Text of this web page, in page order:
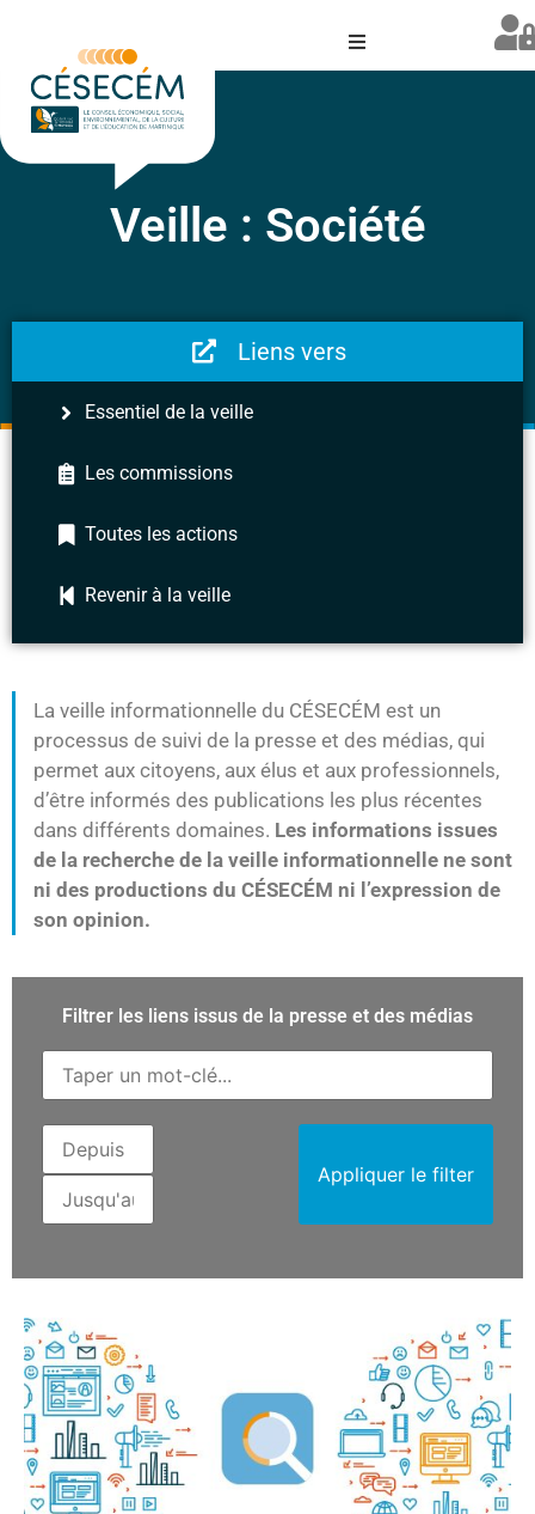
Veille : Société
Liens vers
Essentiel de la veille
Les commissions
Toutes les actions
Revenir à la veille
La veille informationnelle du CÉSECÉM est un
processus de suivi de la presse et des médias, qui
permet aux citoyens, aux élus et aux professionnels,
d’être informés des publications les plus récentes
dans différents domaines. Les informations issues
de la recherche de la veille informationnelle ne sont
ni des productions du CÉSECÉM ni l’expression de
son opinion.
Filtrer les liens issus de la presse et des médias
Appliquer le filter